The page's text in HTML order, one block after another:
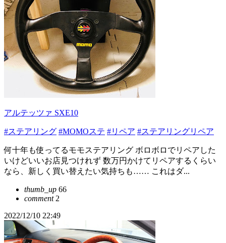
アルテッツァ SXE10
#ステアリング #MOMOステ #リペア #ステアリングリペア
何十年も使ってるモモステアリング ボロボロでリペアした
いけどいいお店見つけれず 数万円かけてリペアするくらい
なら、新しく買い替えたい気持ちも…… これはダ...
thumb_up 66
comment2
2022/12/10 22:49